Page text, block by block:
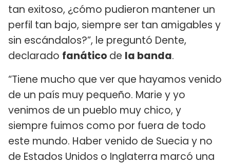
tan exitoso, ¿cómo pudieron mantener un
perfil tan bajo, siempre ser tan amigables y
sin escándalos?”, le preguntó Dente,
declarado fanático de la banda.
“Tiene mucho que ver que hayamos venido
de un país muy pequeño. Marie y yo
venimos de un pueblo muy chico, y
siempre fuimos como por fuera de todo
este mundo. Haber venido de Suecia y no
de Estados Unidos o Inglaterra marcó una